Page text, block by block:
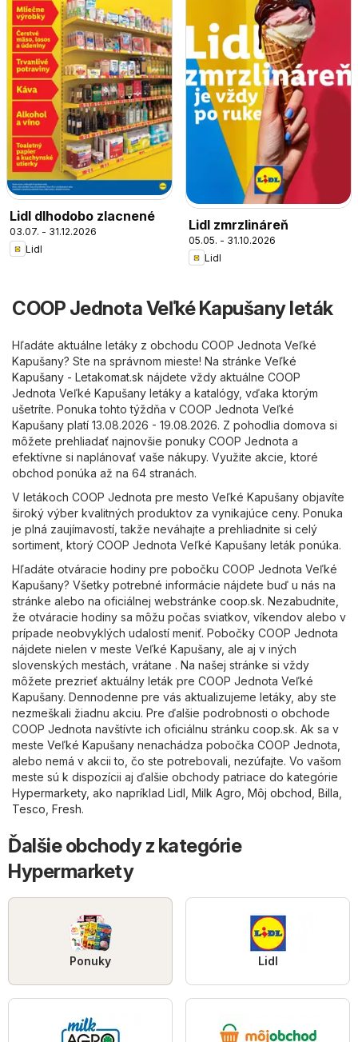
Lidl dlhodobo zlacnené
03.07. - 31.12.2026
Lidl
Lidl zmrzlináreň
05.05. - 31.10.2026
Lidl
COOP Jednota Veľké Kapušany leták
Hľadáte aktuálne letáky z obchodu COOP Jednota Veľké
Kapušany? Ste na správnom mieste! Na stránke Veľké
Kapušany - Letakomat.sk nájdete vždy aktuálne COOP
Jednota Veľké Kapušany letáky a katalógy, vďaka ktorým
ušetríte. Ponuka tohto týždňa v COOP Jednota Veľké
Kapušany platí 13.08.2026 - 19.08.2026. Z pohodlia domova si
môžete prehliadať najnovšie ponuky COOP Jednota a
efektívne si naplánovať vaše nákupy. Využite akcie, ktoré
obchod ponúka až na 64 stranách.
V letákoch COOP Jednota pre mesto Veľké Kapušany objavíte
široký výber kvalitných produktov za vynikajúce ceny. Ponuka
je plná zaujímavostí, takže neváhajte a prehliadnite si celý
sortiment, ktorý COOP Jednota Veľké Kapušany leták ponúka.
Hľadáte otváracie hodiny pre pobočku COOP Jednota Veľké
Kapušany? Všetky potrebné informácie nájdete buď u nás na
stránke alebo na oficiálnej webstránke coop.sk. Nezabudnite,
že otváracie hodiny sa môžu počas sviatkov, víkendov alebo v
prípade neobvyklých udalostí meniť. Pobočky COOP Jednota
nájdete nielen v meste Veľké Kapušany, ale aj v iných
slovenských mestách, vrátane . Na našej stránke si vždy
môžete prezrieť aktuálny leták pre COOP Jednota Veľké
Kapušany. Dennodenne pre vás aktualizujeme letáky, aby ste
nezmeškali žiadnu akciu. Pre ďalšie podrobnosti o obchode
COOP Jednota navštívte ich oficiálnu stránku coop.sk. Ak sa v
meste Veľké Kapušany nenachádza pobočka COOP Jednota,
alebo nemá v akcii to, čo ste potrebovali, nezúfajte. Vo vašom
meste sú k dispozícii aj ďalšie obchody patriace do kategórie
Hypermarkety, ako napríklad Lidl, Milk Agro, Môj obchod, Billa,
Tesco, Fresh.
Ďalšie obchody z kategórie
Hypermarkety
Ponuky Lidl